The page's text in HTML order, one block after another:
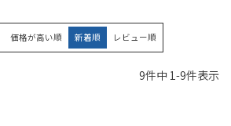
価格が高い順 新着順 レビュー順
9件中 1-9件表示